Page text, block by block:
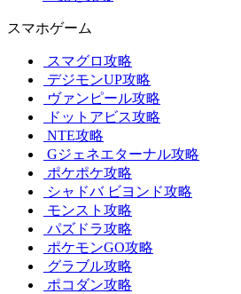
スマホゲーム
スマグロ攻略
デジモンUP攻略
ヴァンピール攻略
ドットアビス攻略
NTE攻略
Gジェネエターナル攻略
ポケポケ攻略
シャドバ ビヨンド攻略
モンスト攻略
パズドラ攻略
ポケモンGO攻略
グラブル攻略
ポコダン攻略